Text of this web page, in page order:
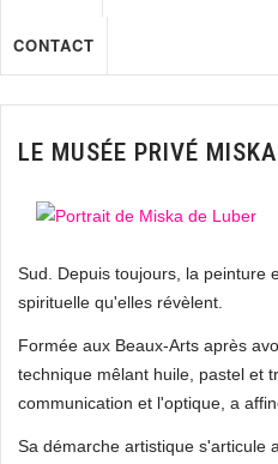
CONTACT
LE MUSÉE PRIVÉ
Sud. Depuis toujours, la peinture
spirituelle qu'elles révèlent.
Formée aux Beaux-Arts après
technique mêlant huile, pastel et
communication et l'optique, a
Sa démarche artistique s'articule